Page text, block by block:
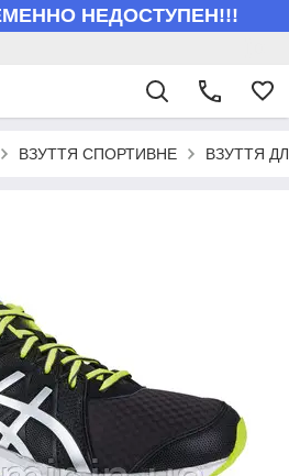
НЕДОСТУПЕН!!!
ВЗУТТЯ СПОРТИВНЕ ВЗУТТЯ